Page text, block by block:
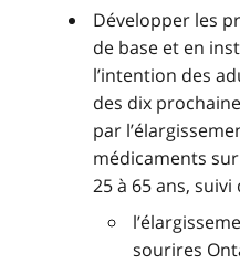
Développer les
de base et en
l’intention des
des dix
par
médicaments
25 à 65 ans, suivi
sourires